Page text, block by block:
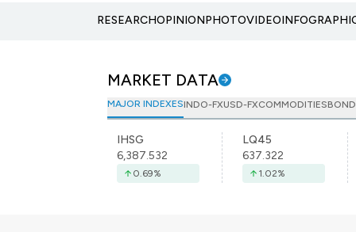
RESEARCHOPINIONPHOTOVIDEO
MARKET DATA
MAJOR INDEXESINDO-FXUSD-FXCOMMODITIES
IHSG
6,387.532
0.69%
LQ45
637.322
1.02%